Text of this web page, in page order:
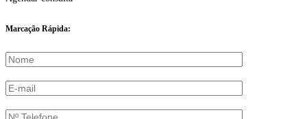
Marcação Rápida: